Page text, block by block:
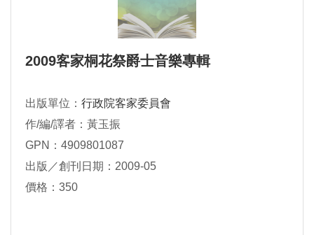
2009客家桐花祭爵士音樂專輯
出版單位： 行政院客家委員會
作/編/譯者：黃玉振
GPN：4909801087
出版／創刊日期：2009-05
價格：350